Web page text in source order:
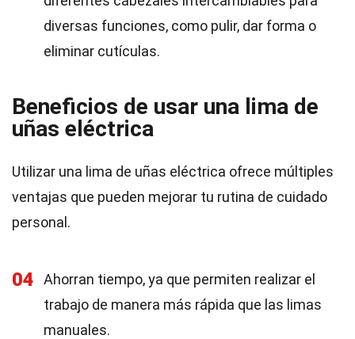
diversas funciones, como pulir, dar forma o
eliminar cutículas.
Beneficios de usar una lima de
uñas eléctrica
Utilizar una lima de uñas eléctrica ofrece múltiples
ventajas que pueden mejorar tu rutina de cuidado
personal.
04
Ahorran tiempo, ya que permiten realizar el
trabajo de manera más rápida que las limas
manuales.